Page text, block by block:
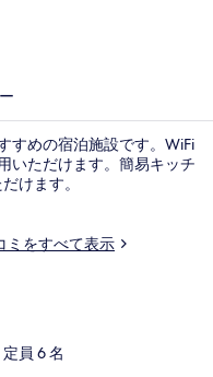
すめの宿泊施設です。WiFi
いただけます。簡易キッチ
けます。
ミをすべて表示
定員 6 名